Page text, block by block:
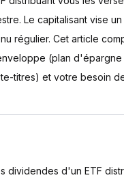
Le capitalisant vise un
régulier. Cet article
(plan d'épargne
titres) et votre besoin
dividendes d'un ETF